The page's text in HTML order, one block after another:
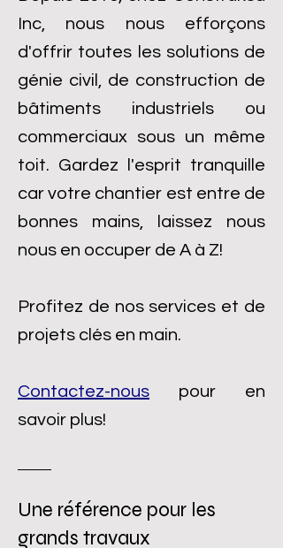
Inc, nous nous efforçons
d'offrir toutes les solutions de
génie civil, de construction de
bâtiments industriels ou
commerciaux sous un même
toit. Gardez l'esprit tranquille
car votre chantier est entre de
bonnes mains, laissez nous
nous en occuper de A à Z!
Profitez de nos services et de
projets clés en main.
Contactez-nous pour en
savoir plus!
Une référence pour les
grands travaux